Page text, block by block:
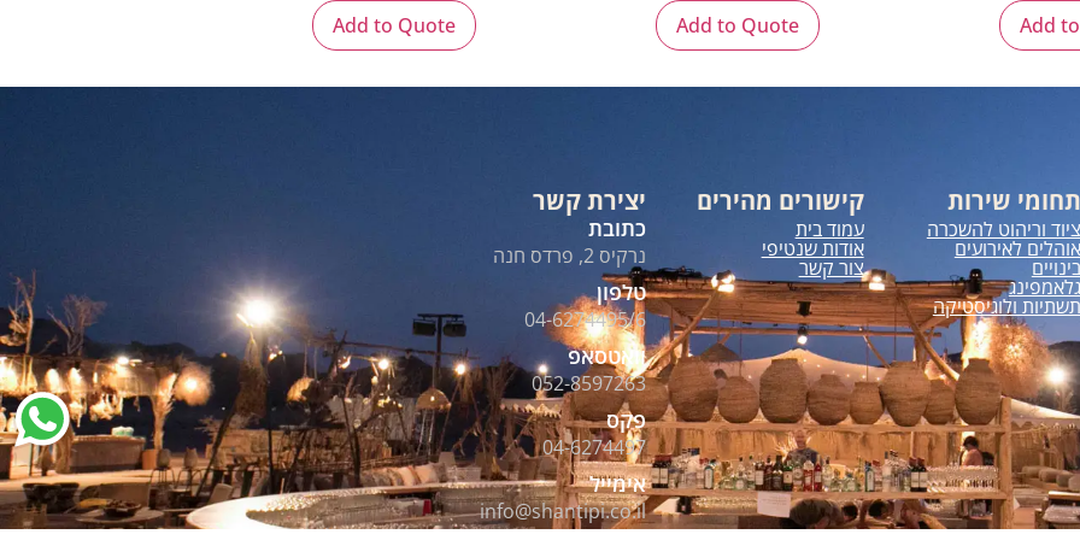
Add
Add to Quote
Add to Quote
קישורים מהירים
עמוד בית
אודות שנטיפי
צור קשר
תחומי שירות
ציוד וריהוט להשכרה
אוהלים לאירועים
בינויים
גלאמפינג
תשתיות ולוגיסטיקה
יצירת קשר
כתובת
נרקיס 2, פרדס חנה
טלפון
04-6274495/6
וואטסאפ
052-8597263
פקס
04-6274497
אימייל
info@shantipi.co.il